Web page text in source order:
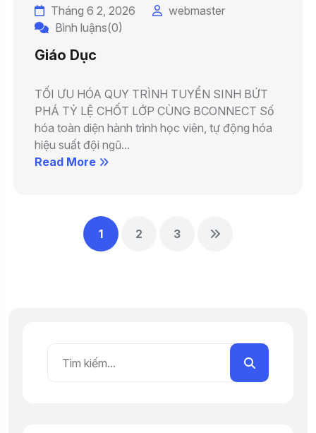
Tháng 6 2, 2026
webmaster
Bình luậns(0)
Giáo Dục
TỐI ƯU HÓA QUY TRÌNH TUYỂN SINH BỨT
PHÁ TỶ LỆ CHỐT LỚP CÙNG BCONNECT Số
hóa toàn diện hành trình học viên, tự động hóa
hiệu suất đội ngũ...
Read More
1 2 3